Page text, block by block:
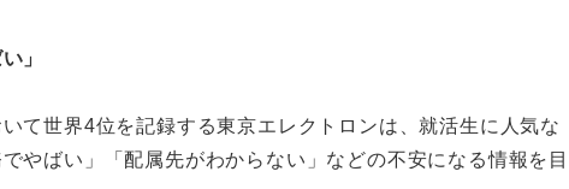
」
て世界4位を記録する東京エレクトロンは、就活生に人気な
やばい」「配属先がわからない」などの不安になる情報を目